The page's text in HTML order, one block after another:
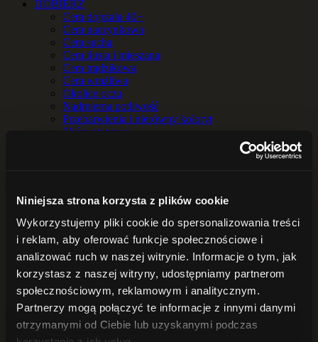
Niniejsza strona korzysta z plików cookie
Wykorzystujemy pliki cookie do spersonalizowania treści
i reklam, aby oferować funkcje społecznościowe i
analizować ruch w naszej witrynie. Informacje o tym, jak
korzystasz z naszej witryny, udostępniamy partnerom
społecznościowym, reklamowym i analitycznym.
Partnerzy mogą połączyć te informacje z innymi danymi
otrzymanymi od Ciebie lub uzyskanymi podczas
DOBIERZ
Cera dojrzała 40+
Cera naczynkowa
Cera sucha
Cera tłusta i mieszana
Cera trądzikowa
Cera wrażliwa
Okolice oczu
Nadmierna potliwość
Przebarwienia i nierówny koloryt
Skóra atopowa
Hydrolaty i wody kwiatowe
Maseczki
Demakijaż i oczyszczanie twarzy
BALSAMY
Balsamy do ciała
Masła do ciała
DO KĄPIELI
Sole do kąpieli
Zioła do kąpieli
OLEJE i OLEJKI
Oleje
Olejki eteryczne